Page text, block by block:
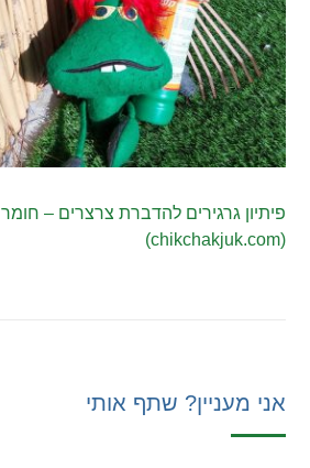
פיתיון גרגירים להדברת צרצרים –
(chikchakjuk.com)
אני מעניין? שתף אותי